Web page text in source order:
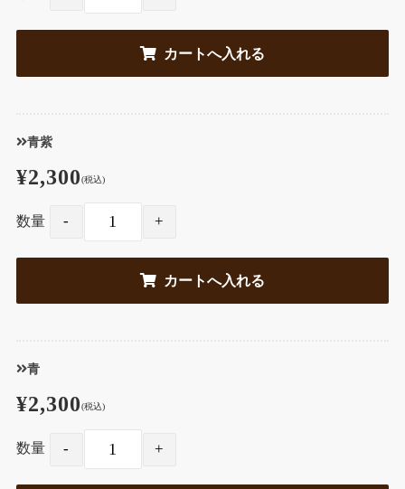
青紫
¥2,300(税込)
数量
青
¥2,300(税込)
数量